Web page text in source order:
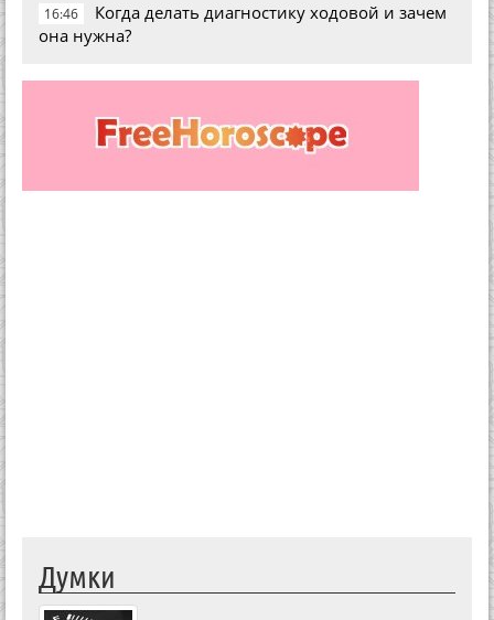
16:46
Когда делать диагностику ходовой и зачем
она нужна?
Думки